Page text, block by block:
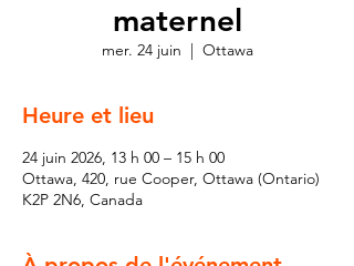
maternel
mer. 24 juin
  |
Ottawa
Heure et lieu
24 juin 2026, 13 h 00 – 15 h 00
Ottawa, 420, rue Cooper, Ottawa (Ontario)
K2P 2N6, Canada